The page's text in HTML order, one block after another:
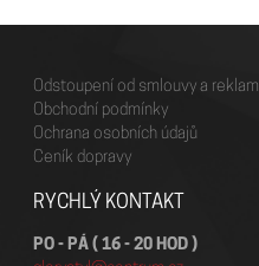
Odstoupení od smlouvy a
Obchodní podmínky
Ochrana osobních údajů
Ceník dopravy
RYCHLÝ KONTAKT
PO - PÁ ( 16 - 20 HOD )